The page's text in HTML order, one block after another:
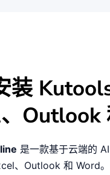
装
Outlook
是一款基于云端的
、Outlook 和 Word